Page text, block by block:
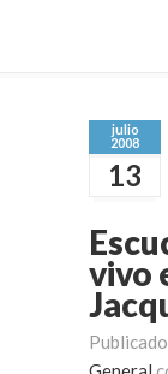
julio
2008
13
vivo